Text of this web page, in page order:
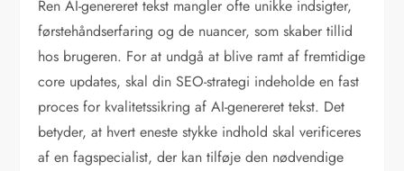
Ren AI-genereret tekst mangler ofte unikke indsigter,
førstehåndserfaring og de nuancer, som skaber tillid
hos brugeren. For at undgå at blive ramt af fremtidige
core updates, skal din SEO-strategi indeholde en fast
proces for kvalitetssikring af AI-genereret tekst. Det
betyder, at hvert eneste stykke indhold skal verificeres
af en fagspecialist, der kan tilføje den nødvendige